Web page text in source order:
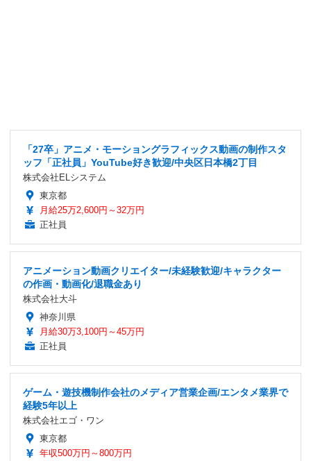
「27卒」アニメ・モーショングラフィックス動画の制作スタ
ッフ「正社員」YouTube好き歓迎/中央区日本橋2丁目
株式会社ELシステム
東京都
月給25万2,600円～32万円
正社員
アニメーション動画クリエイター/未経験歓迎/キャラクター
の作画・動画化/退職金あり
株式会社大斗
神奈川県
月給30万3,100円～45万円
正社員
ゲーム・遊技機制作会社のメディア営業企画/エンタメ業界で
経験5年以上
株式会社エゴ・ワン
東京都
年収500万円～800万円